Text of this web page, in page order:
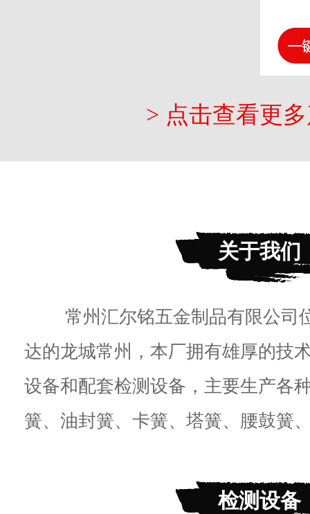
> 点击查看更
关于我们
常州汇尔铭五金制品有限公司
达的龙城常州，本厂拥有雄厚的技
设备和配套检测设备，主要生产各
簧、油封簧、卡簧、塔簧、腰鼓簧
检测设备